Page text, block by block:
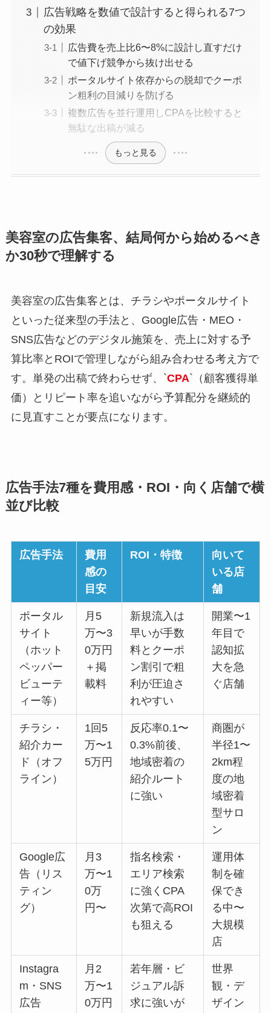
広告戦略を数値で設計すると得られる7つ
の効果
広告費を売上比6〜8%に設計し直すだけ
で値下げ競争から抜け出せる
ポータルサイト依存からの脱却でクーポ
ン粗利の目減りを防げる
複数広告を並行運用しCPAを比較すると
無駄な出稿が減る
もっと見る
美容室の広告集客、結局何から始めるべき
か30秒で理解する
美容室の広告集客とは、チラシやポータルサイト
といった従来型の手法と、Google広告・MEO・
SNS広告などのデジタル施策を、売上に対する予
算比率とROIで管理しながら組み合わせる考え方で
す。単発の出稿で終わらせず、`CPA`（顧客獲得単
価）とリピート率を追いながら予算配分を継続的
に見直すことが要点になります。
広告手法7種を費用感・ROI・向く店舗で横
並び比較
広告手法
費用
感の
目安
ROI・特徴
向いて
いる店
舗
ポータル
サイト
（ホット
ペッパー
ビューテ
ィー等）
月5
万〜3
0万円
＋掲
載料
新規流入は
早いが手数
料とクーポ
ン割引で粗
利が圧迫さ
れやすい
開業〜1
年目で
認知拡
大を急
ぐ店舗
チラシ・
紹介カー
ド（オフ
ライン）
1回5
万〜1
5万円
反応率0.1〜
0.3%前後、
地域密着の
紹介ルート
に強い
商圏が
半径1〜
2km程
度の地
域密着
型サロ
ン
Google広
告（リス
ティン
グ）
月3
万〜1
0万
円〜
指名検索・
エリア検索
に強くCPA
次第で高ROI
も狙える
運用体
制を確
保でき
る中〜
大規模
店
Instagra
m・SNS
広告
月2
万〜1
0万円
若年層・ビ
ジュアル訴
求に強いが
世界
観・デ
ザイン